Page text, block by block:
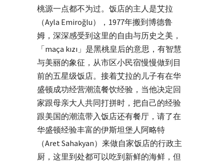
桃源一点都不为过。饭店的主人是艾拉
（Ayla Emiroğlu），1977年搬到博德鲁
姆，深深感受到这里的自由与历史之美，
「maça kızı」是黑桃皇后的意思，有智慧
与美丽的象征，从市区小民宿慢慢做到目
前的五星级饭店。接着艾拉的儿子有在华
盛顿成功经营潮流餐饮经验，当他决定回
家跟母亲大人共同打拼时，把自己的经验
跟美国的潮流带入饭店还有餐厅，请了在
华盛顿经验丰富的伊斯坦堡人阿略特
（Aret Sahakyan）来做自家饭店的行政主
厨，这里到处都可以吃到新鲜的海鲜，但